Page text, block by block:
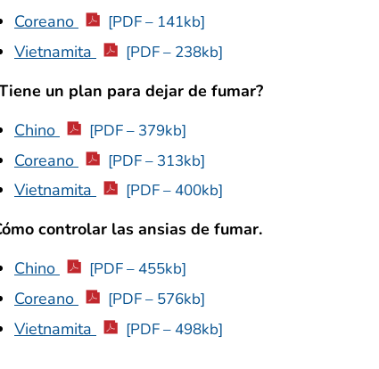
Coreano [PDF – 141kb]
Vietnamita [PDF – 238kb]
un plan para dejar de fumar?
Chino
[PDF – 379kb]
Coreano [PDF – 313kb]
Vietnamita [PDF – 400kb]
controlar las ansias de fumar.
Chino
[PDF – 455kb]
Coreano [PDF – 576kb]
Vietnamita [PDF – 498kb]